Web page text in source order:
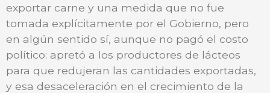
exportar carne y una medida que no fue
tomada explícitamente por el Gobierno, pero
en algún sentido sí, aunque no pagó el costo
político: apretó a los productores de lácteos
para que redujeran las cantidades exportadas,
y esa desaceleración en el crecimiento de la